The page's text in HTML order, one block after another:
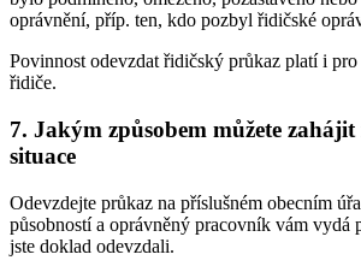
oprávnění, příp. ten, kdo pozbyl řidičské
Povinnost odevzdat řidičský průkaz platí i pro
řidiče.
7. Jakým způsobem můžete
situace
Odevzdejte průkaz na příslušném obecním
působností a oprávněný pracovník vám vydá
jste doklad odevzdali.